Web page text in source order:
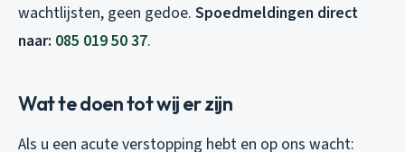
wachtlijsten, geen gedoe. Spoedmeldingen direct
naar: 085 019 50 37.
Wat te doen tot wij er zijn
Als u een acute verstopping hebt en op ons wacht: